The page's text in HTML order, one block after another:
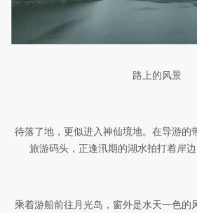
路上的风景
待落了地，更似进入神仙境地。在导游的
旅游码头，正逢汛期的湖水拍打着岸边
乘着游船前往月光岛，窗外是水天一色的